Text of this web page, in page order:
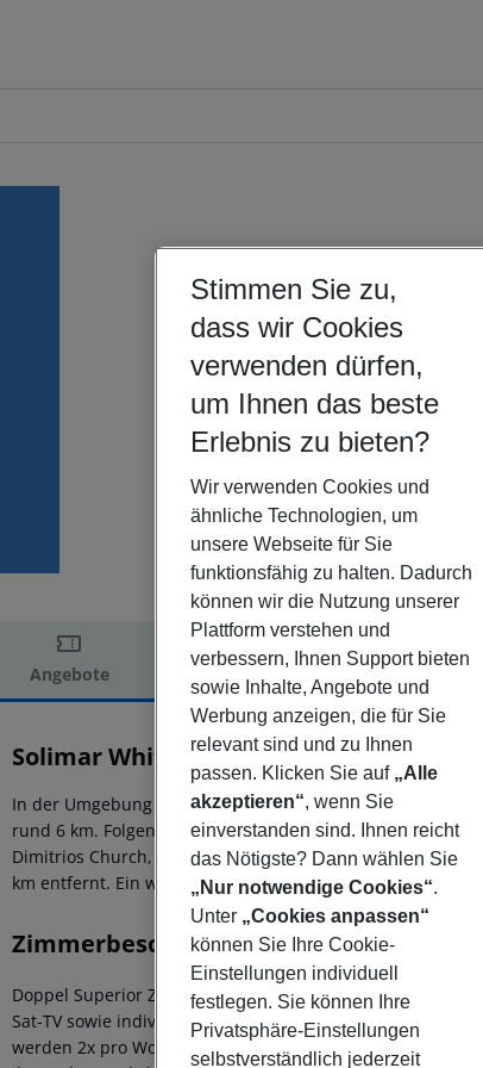
Angebote Hotelbeschreibung
Hotelbeschreibung
Solimar White Pearl Hotel
4
In der Umgebung eines Strandes gelegenes Hotel
rund 6 km. Folgende Sehenswürdigkeiten sind vom Hotel
Dimitrios Church, Kissamos Stadium und Limnoupolis.
km entfernt. Ein weiterer Flughafen (HER) liegt in etwa
Zimmerbeschreibung
Doppel Superior Zimmer: Mit Wasserkocher (kostenlos),
Sat-TV sowie individuell regulierbarer Klimaanlage (von
werden 2x pro Woche gewechselt. JuniorSuite: Mit
Stimmen Sie zu,
dass wir Cookies
verwenden dürfen,
um Ihnen das beste
Erlebnis zu bieten?
Wir verwenden Cookies und
ähnliche Technologien, um
unsere Webseite für Sie
funktionsfähig zu halten. Dadurch
können wir die Nutzung unserer
Plattform verstehen und
verbessern, Ihnen Support bieten
sowie Inhalte, Angebote und
Werbung anzeigen, die für Sie
relevant sind und zu Ihnen
passen. Klicken Sie auf „Alle
akzeptieren“, wenn Sie
einverstanden sind. Ihnen reicht
das Nötigste? Dann wählen Sie
„Nur notwendige Cookies“.
Unter „Cookies anpassen“
können Sie Ihre Cookie-
Einstellungen individuell
festlegen. Sie können Ihre
Privatsphäre-Einstellungen
selbstverständlich jederzeit